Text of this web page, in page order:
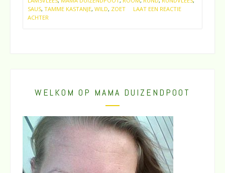
SAUS, TAMME KASTANJE, WILD, ZOET
LAAT EEN REACTIE
ACHTER
WELKOM OP MAMA DUIZENDPOOT